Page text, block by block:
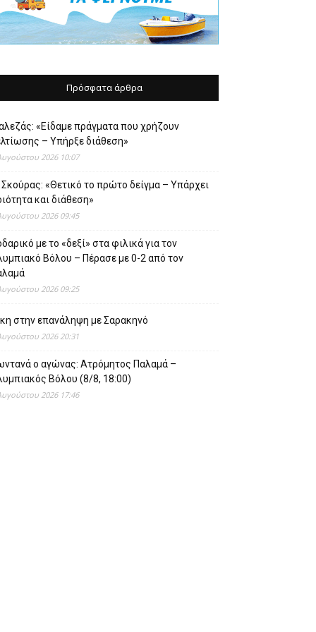
Πρόσφατα άρθρα
«Είδαμε πράγματα που χρήζουν
– Υπήρξε διάθεση»
2026 10:07
«Θετικό το πρώτο δείγμα – Υπάρχει
και διάθεση»
2026 09:45
με το «δεξί» στα φιλικά για τον
Βόλου – Πέρασε με 0-2 από τον
2026 09:25
στην επανάληψη με Σαρακηνό
2026 20:31
ο αγώνας: Ατρόμητος Παλαμά –
Βόλου (8/8, 18:00)
2026 17:46